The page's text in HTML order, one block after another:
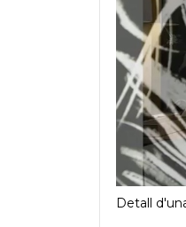
Detall